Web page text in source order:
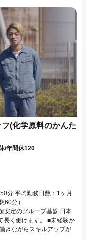
(化学原料のかんた
/年間休120
分 平均勤務日数：1ヶ月
60分）
安定のグループ基盤 日本
長く働けます。 ■未経験か
きながらスキルアップが